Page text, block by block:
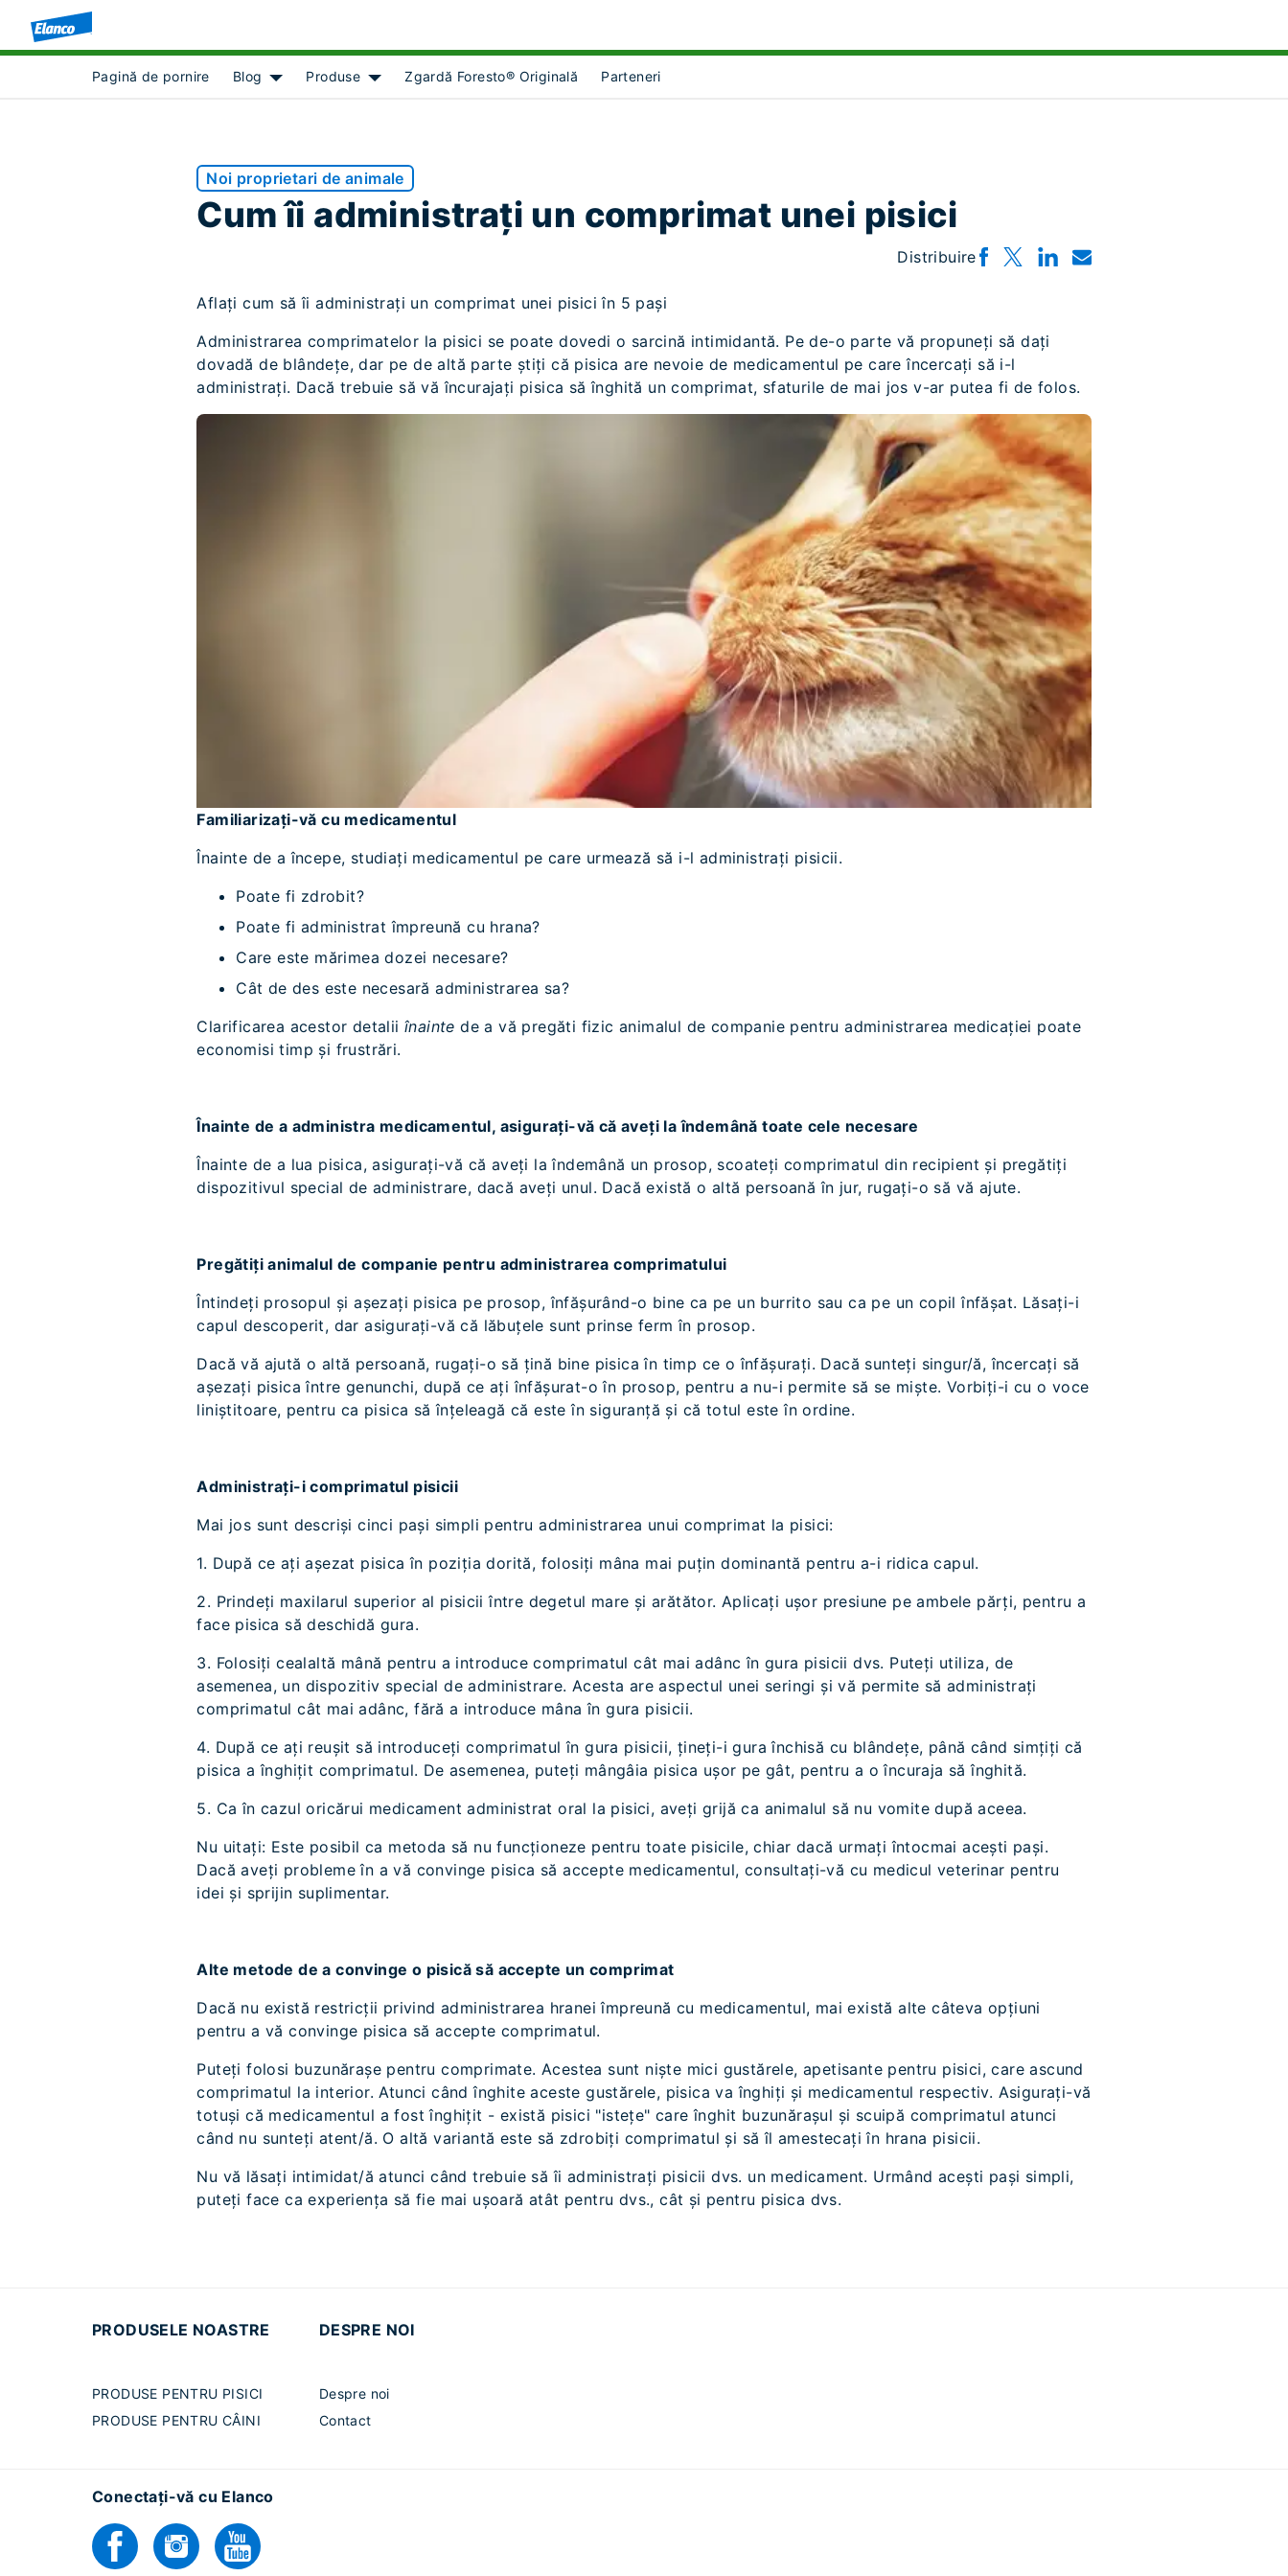
Pagină de pornire
Blog
Show submenu for [object Object]
Produse
Show submenu for [object Object]
Zgardă Foresto® Originală Parteneri
Noi proprietari de animale
Cum îi administrați un comprimat unei pisici
Distribuire
Aflați cum să îi administrați un comprimat unei pisici în 5 pași
Administrarea comprimatelor la pisici se poate dovedi o sarcină intimidantă. Pe de-o parte vă propuneți să dați
dovadă de blândețe, dar pe de altă parte știți că pisica are nevoie de medicamentul pe care încercați să i-l
administrați. Dacă trebuie să vă încurajați pisica să înghită un comprimat, sfaturile de mai jos v-ar putea fi de folos.
Familiarizați-vă cu medicamentul
Înainte de a începe, studiați medicamentul pe care urmează să i-l administrați pisicii.
Poate fi zdrobit?
Poate fi administrat împreună cu hrana?
Care este mărimea dozei necesare?
Cât de des este necesară administrarea sa?
Clarificarea acestor detaliiînainte de a vă pregăti fizic animalul de companie pentru administrarea medicației poate
economisi timp și frustrări.
Înainte de a administra medicamentul, asigurați-vă că aveți la îndemână toate cele necesare
Înainte de a lua pisica, asigurați-vă că aveți la îndemână un prosop, scoateți comprimatul din recipient și pregătiți
dispozitivul special de administrare, dacă aveți unul. Dacă există o altă persoană în jur, rugați-o să vă ajute.
Pregătiți animalul de companie pentru administrarea comprimatului
Întindeți prosopul și așezați pisica pe prosop, înfășurând-o bine ca pe un burrito sau ca pe un copil înfășat. Lăsați-i
capul descoperit, dar asigurați-vă că lăbuțele sunt prinse ferm în prosop.
Dacă vă ajută o altă persoană, rugați-o să țină bine pisica în timp ce o înfășurați. Dacă sunteți singur/ă, încercați să
așezați pisica între genunchi, după ce ați înfășurat-o în prosop, pentru a nu-i permite să se miște. Vorbiți-i cu o voce
liniștitoare, pentru ca pisica să înțeleagă că este în siguranță și că totul este în ordine.
Administrați-i comprimatul pisicii
Mai jos sunt descriși cinci pași simpli pentru administrarea unui comprimat la pisici:
1. După ce ați așezat pisica în poziția dorită, folosiți mâna mai puțin dominantă pentru a-i ridica capul.
2. Prindeți maxilarul superior al pisicii între degetul mare și arătător. Aplicați ușor presiune pe ambele părți, pentru a
face pisica să deschidă gura.
3. Folosiți cealaltă mână pentru a introduce comprimatul cât mai adânc în gura pisicii dvs. Puteți utiliza, de
asemenea, un dispozitiv special de administrare. Acesta are aspectul unei seringi și vă permite să administrați
comprimatul cât mai adânc, fără a introduce mâna în gura pisicii.
4. După ce ați reușit să introduceți comprimatul în gura pisicii, țineți-i gura închisă cu blândețe, până când simțiți că
pisica a înghițit comprimatul. De asemenea, puteți mângâia pisica ușor pe gât, pentru a o încuraja să înghită.
5. Ca în cazul oricărui medicament administrat oral la pisici, aveți grijă ca animalul să nu vomite după aceea.
Nu uitați: Este posibil ca metoda să nu funcționeze pentru toate pisicile, chiar dacă urmați întocmai acești pași.
Dacă aveți probleme în a vă convinge pisica să accepte medicamentul, consultați-vă cu medicul veterinar pentru
idei și sprijin suplimentar.
Alte metode de a convinge o pisică să accepte un comprimat
Dacă nu există restricții privind administrarea hranei împreună cu medicamentul, mai există alte câteva opțiuni
pentru a vă convinge pisica să accepte comprimatul.
Puteți folosi buzunărașe pentru comprimate. Acestea sunt niște mici gustărele, apetisante pentru pisici, care ascund
comprimatul la interior. Atunci când înghite aceste gustărele, pisica va înghiți și medicamentul respectiv. Asigurați-vă
totuși că medicamentul a fost înghițit - există pisici "istețe" care înghit buzunărașul și scuipă comprimatul atunci
când nu sunteți atent/ă. O altă variantă este să zdrobiți comprimatul și să îl amestecați în hrana pisicii.
Nu vă lăsați intimidat/ă atunci când trebuie să îi administrați pisicii dvs. un medicament. Urmând acești pași simpli,
puteți face ca experiența să fie mai ușoară atât pentru dvs., cât și pentru pisica dvs.
PRODUSELE NOASTRE
PRODUSE PENTRU PISICI
PRODUSE PENTRU CÂINI
DESPRE NOI
Despre noi
Contact
Conectați-vă cu Elanco